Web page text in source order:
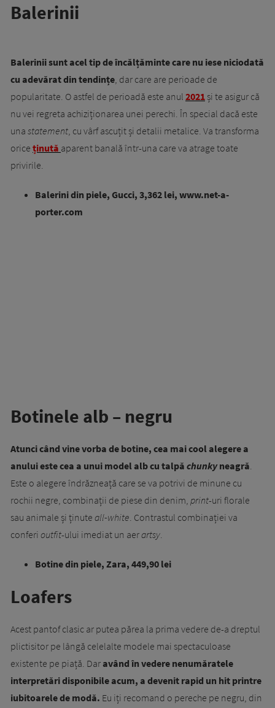
Balerinii
Balerinii sunt acel tip de încălțăminte care nu iese niciodată
cu adevărat din tendințe, dar care are perioade de
popularitate. O astfel de perioadă este anul 2021și te asigur că
nu vei regreta achiziționarea unei perechi. În special dacă este
una statement, cu vârf ascuțit și detalii metalice. Va transforma
orice ținută aparent banală într-una care va atrage toate
privirile.
Balerini din piele, Gucci, 3,362 lei, www.net-a-
porter.com
Botinele alb – negru
Atunci când vine vorba de botine, cea mai cool alegere a
anului este cea a unui model alb cu talpă chunkyneagră.
Este o alegere îndrăzneață care se va potrivi de minune cu
rochii negre, combinații de piese din denim, print-uri florale
sau animale și ținute all-white. Contrastul combinației va
conferi outfit-ului imediat un aerartsy.
Botine din piele, Zara, 449,90 lei
Loafers
Acest pantof clasic ar putea părea la prima vedere de-a dreptul
plictisitor pe lângă celelalte modele mai spectaculoase
existente pe piață. Dar având în vedere nenumăratele
interpretări disponibile acum, a devenit rapid un hit printre
iubitoarele de modă. Eu iți recomand o pereche pe negru, din